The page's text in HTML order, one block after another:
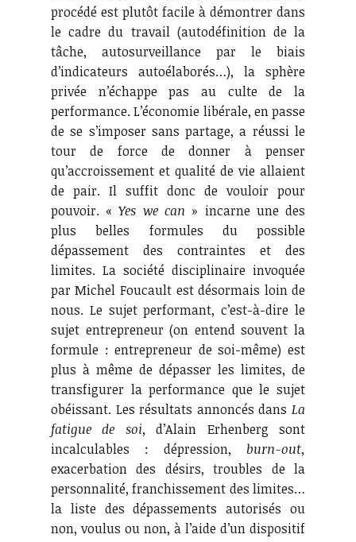
procédé est plutôt facile à démontrer dans
le cadre du travail (autodéfinition de la
tâche, autosurveillance par le biais
d’indicateurs autoélaborés…), la sphère
privée n’échappe pas au culte de la
performance. L’économie libérale, en passe
de se s’imposer sans partage, a réussi le
tour de force de donner à penser
qu’accroissement et qualité de vie allaient
de pair. Il suffit donc de vouloir pour
pouvoir. «Yes we can » incarne une des
plus belles formules du possible
dépassement des contraintes et des
limites. La société disciplinaire invoquée
par Michel Foucault est désormais loin de
nous. Le sujet performant, c’est-à-dire le
sujet entrepreneur (on entend souvent la
formule : entrepreneur de soi-même) est
plus à même de dépasser les limites, de
transfigurer la performance que le sujet
obéissant. Les résultats annoncés dansLa
fatigue de soi, d’Alain Erhenberg sont
incalculables : dépression,burn-out,
exacerbation des désirs, troubles de la
personnalité, franchissement des limites…
la liste des dépassements autorisés ou
non, voulus ou non, à l’aide d’un dispositif